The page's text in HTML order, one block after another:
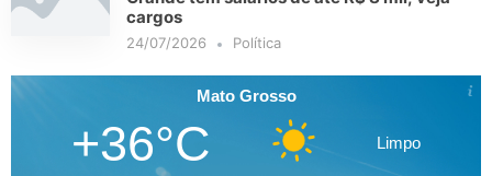
cargos
24/07/2026 Política
Mato Grosso
+36°C Limpo